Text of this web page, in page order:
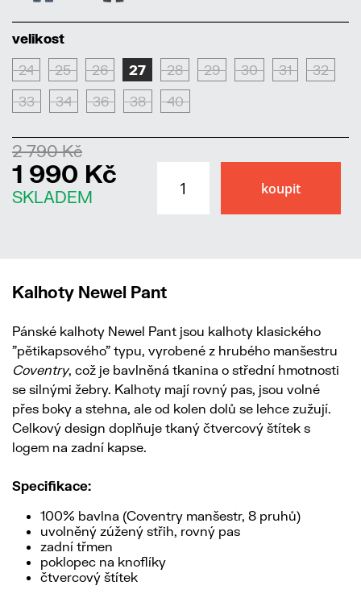
velikost
24 25 26 27 28 29 30 31 32
33 34 36 38 40
2 790 Kč
1 990 Kč
SKLADEM
Kalhoty Newel Pant
Pánské kalhoty Newel Pant jsou kalhoty klasického
"pětikapsového" typu, vyrobené z hrubého manšestru
Coventry, což je bavlněná tkanina o střední hmotnosti
se silnými žebry. Kalhoty mají rovný pas, jsou volné
přes boky a stehna, ale od kolen dolů se lehce zužují.
Celkový design doplňuje tkaný čtvercový štítek s
logem na zadní kapse.
Specifikace:
100% bavlna (Coventry manšestr, 8 pruhů)
uvolněný zúžený střih, rovný pas
zadní třmen
poklopec na knoflíky
čtvercový štítek